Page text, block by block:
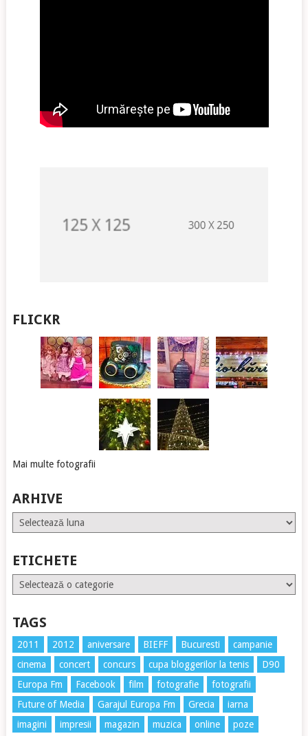
FLICKR
Mai multe fotografii
ARHIVE
Arhive
ETICHETE
Etichete
TAGS
2011 2012 aniversare BIEFF Bucuresti
campanie
cinema
concert concurs cupa bloggerilor la tenis
D90
Europa Fm
Facebook film fotografie
fotografii
Future of Media
Garajul Europa Fm Grecia
iarna
imagini
impresii magazin muzica online poze